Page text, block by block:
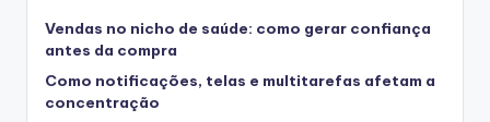
Vendas no nicho de saúde: como gerar confiança
antes da compra
Como notificações, telas e multitarefas afetam a
concentração